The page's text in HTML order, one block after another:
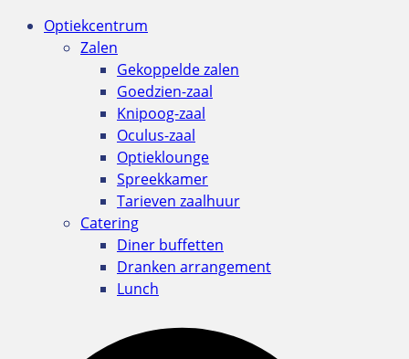
Optiekcentrum
Zalen
Gekoppelde zalen
Goedzien-zaal
Knipoog-zaal
Oculus-zaal
Optieklounge
Spreekkamer
Tarieven zaalhuur
Catering
Diner buffetten
Dranken arrangement
Lunch